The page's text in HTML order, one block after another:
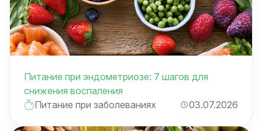
Питание при эндометриозе: 7 шагов для
снижения воспаления
Питание при заболеваниях
03.07.2026